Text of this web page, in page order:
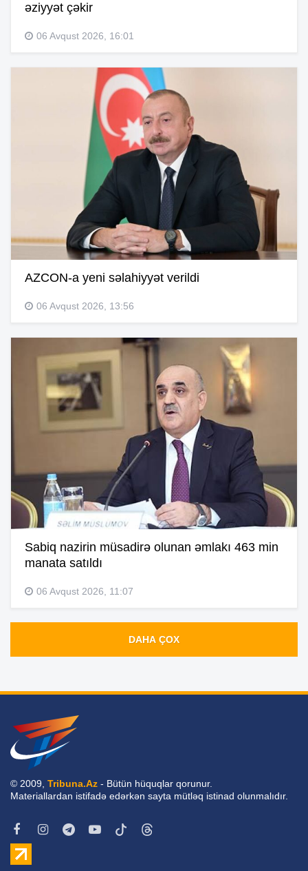
əziyyət çəkir
06 Avqust 2026, 16:01
AZCON-a yeni səlahiyyət verildi
06 Avqust 2026, 13:56
Sabiq nazirin müsadirə olunan əmlakı 463 min
manata satıldı
06 Avqust 2026, 11:07
DAHA ÇOX
© 2009, Tribuna.Az - Bütün hüquqlar qorunur.
Materiallardan istifadə edərkən sayta mütləq istinad olunmalıdır.